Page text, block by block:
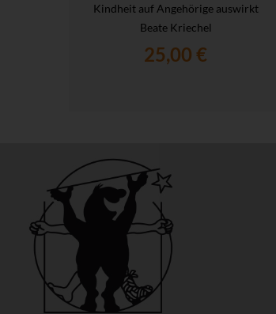
Kindheit auf Angehörige auswirkt
Beate Kriechel
25,00 €